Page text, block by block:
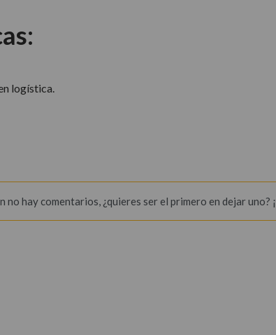
logística.
no hay comentarios, ¿quieres ser el primero en dejar uno?